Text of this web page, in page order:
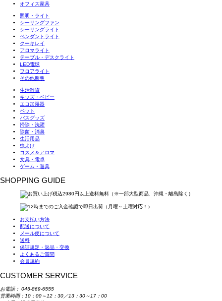
オフィス家具
照明・ライト
シーリングファン
シーリングライト
ペンダントライト
クーキレイ
アロマライト
テーブル・デスクライト
LED電球
フロアライト
その他照明
生活雑貨
キッズ・ベビー
エコ加湿器
ペット
バスグッズ
掃除・洗濯
除菌・消臭
生活用品
虫よけ
コスメ＆アロマ
文具・電卓
ゲーム・遊具
SHOPPING GUIDE
お支払い方法
配送について
メール便について
送料
保証規定・返品・交換
よくあるご質問
会員規約
CUSTOMER SERVICE
お電話： 045-869-6555
営業時間：10：00～12：30／13：30～17：00